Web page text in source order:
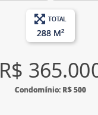
TOTAL
288 M²
R$
Condomínio: R$ 500